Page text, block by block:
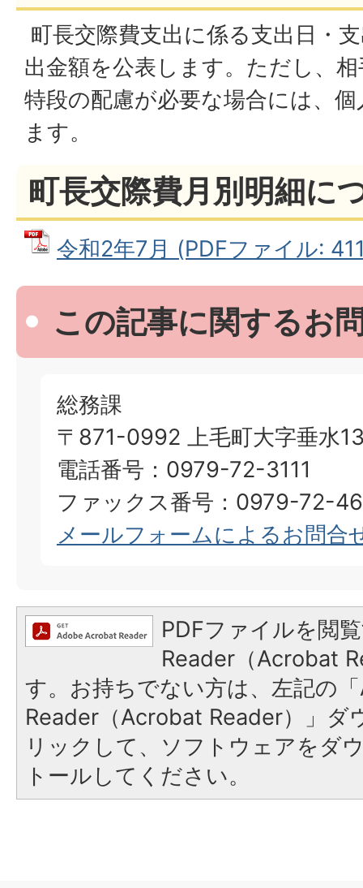
町長交際費支出に係る支出日・
出金額を公表します。ただし、
特段の配慮が必要な場合には、
ます。
町長交際費月別明細に
令和2年7月 (PDFファイル:
この記事に関するお
総務課
〒871-0992 上毛町大字垂水
電話番号：0979-72-3111
ファックス番号：0979-72-
メールフォームによるお問合
PDFファイルを閲
Reader（Acrobat
す。お持ちでない方は、左記の
Reader（Acrobat Reader）」ダ
リックして、ソフトウェアをダ
トールしてください。